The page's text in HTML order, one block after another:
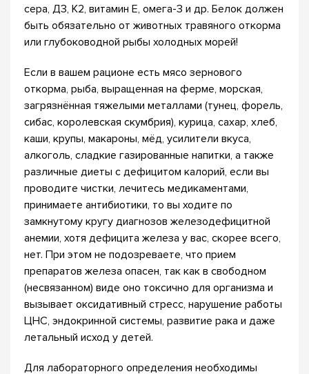
сера, Д3, К2, витамин Е, омега-3 и др. Белок должен
быть обязательно от животных травяного откорма
или глубоководной рыбы холодных морей!
Если в вашем рационе есть мясо зернового
откорма, рыба, выращенная на ферме, морская,
загрязнённая тяжелыми металлами (тунец, форель,
сибас, королевская скумбрия), курица, сахар, хлеб,
каши, крупы, макароны, мёд, усилители вкуса,
алкоголь, сладкие газированные напитки, а также
различные диеты с дефицитом калорий, если вы
проводите чистки, лечитесь медикаментами,
принимаете антибиотики, то вы ходите по
замкнутому кругу диагнозов железодефицитной
анемии, хотя дефицита железа у вас, скорее всего,
нет. При этом не подозреваете, что прием
препаратов железа опасен, так как в свободном
(несвязанном) виде оно токсично для организма и
вызывает оксидативный стресс, нарушение работы
ЦНС, эндокринной системы, развитие рака и даже
летальный исход у детей.
Для лабораторного определения необходимы